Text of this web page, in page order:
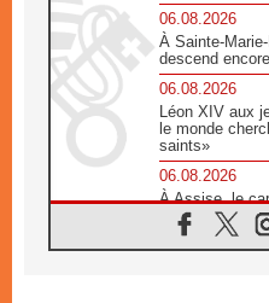
06.08.2026
À Sainte-
descend
06.08.2026
Léon XIV aux
le monde
saints»
06.08.2026
À Assise, le
«les chrétiens
06.08.2026